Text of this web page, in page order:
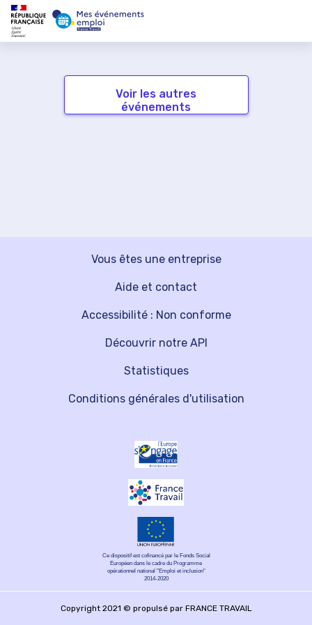
Voir les autres
événements
Vous êtes une entreprise
Découvrir notre API
Aide et contact
Statistiques
Accessibilité : Non conforme
Conditions générales d'utilisation
Ce dispositif est cofinancé par le Fonds Social
Européen dans le cadre du Programme
opérationnel national "Emploi et inclusion"
2014-2020
Copyright 2021 © propulsé par FRANCE TRAVAIL